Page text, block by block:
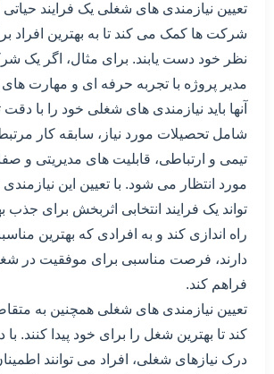
تعیین نیازمندی های شغلی یک فرایند
شرکت ها کمک می کند تا به بهترین افراد
نظر خود دست یابند. برای مثال، اگر یک
مدیر پروژه با تجربه حرفه ای و مهارت
آنها باید نیازمندی های شغلی خود را با دقت
شامل تحصیلات مورد نیاز، سابقه کار
تیمی و ارتباطی، قابلیت های مدیریتی و
مورد انتظار می شود. با تعیین این
تواند یک فرایند انتخابی اثربخش برای جذب
راه اندازی کند و به افرادی که بهترین
دارند، فرصت مناسبی برای موفقیت در
فراهم کند.
تعیین نیازمندی های شغلی همچنین به
کند تا بهترین شغل را برای خود پیدا کنند.
درک نیازهای شغلی، افراد می توانند